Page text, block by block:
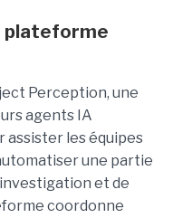
plateforme
Perception, une
agents IA
assister les équipes
une partie
et de
coordonne